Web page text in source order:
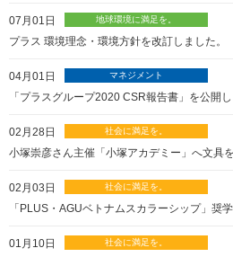
07月01日
プラス 環境理念・環境方針を改訂しました。
04月01日
「プラスグループ2020 CSR報告書」を公開し
02月28日
小塚崇彦さん主催「小塚アカデミー」へ文具
02月03日
「PLUS・AGUベトナムスカラーシップ」奨
01月10日